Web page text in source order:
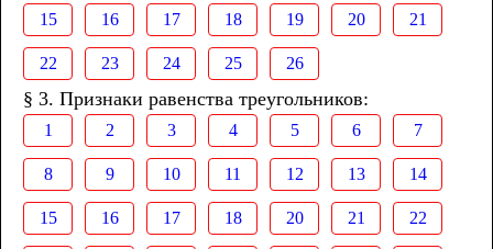
15 16 17 18 19 20 21
22 23 24 25 26
§ 3. Признаки равенства треугольников:
1 2 3 4 5 6 7
8 9 10 11 12 13 14
15 16 17 18 20 21 22